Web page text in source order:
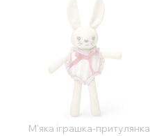
М'яка іграшка-притулянка